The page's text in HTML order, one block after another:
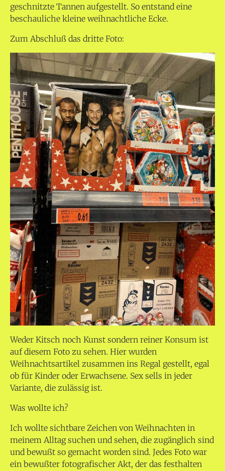
geschnitzte Tannen aufgestellt. So entstand eine
beschauliche kleine weihnachtliche Ecke.
Zum Abschluß das dritte Foto:
Weder Kitsch noch Kunst sondern reiner Konsum ist
auf diesem Foto zu sehen. Hier wurden
Weihnachtsartikel zusammen ins Regal gestellt, egal
ob für Kinder oder Erwachsene. Sex sells in jeder
Variante, die zulässig ist.
Was wollte ich?
Ich wollte sichtbare Zeichen von Weihnachten in
meinem Alltag suchen und sehen, die zugänglich sind
und bewußt so gemacht worden sind. Jedes Foto war
ein bewußter fotografischer Akt, der das festhalten